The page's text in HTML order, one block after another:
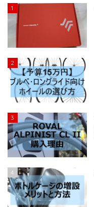
1
2
3
4